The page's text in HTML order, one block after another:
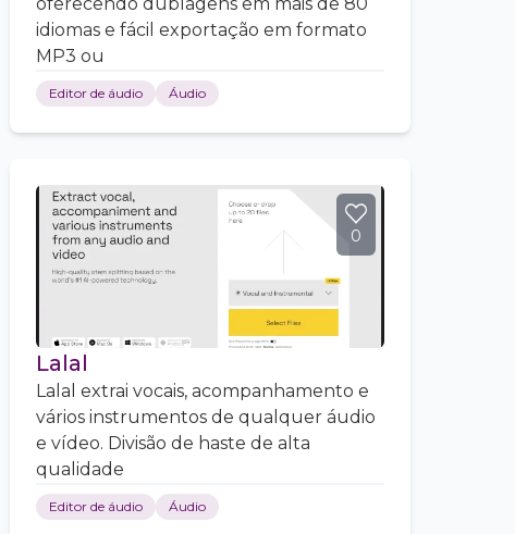
idiomas e fácil exportação em formato
MP3 ou
Editor de áudio Áudio
0
Lalal
Lalal extrai vocais, acompanhamento e
vários instrumentos de qualquer áudio
e vídeo. Divisão de haste de alta
qualidade
Editor de áudio Áudio